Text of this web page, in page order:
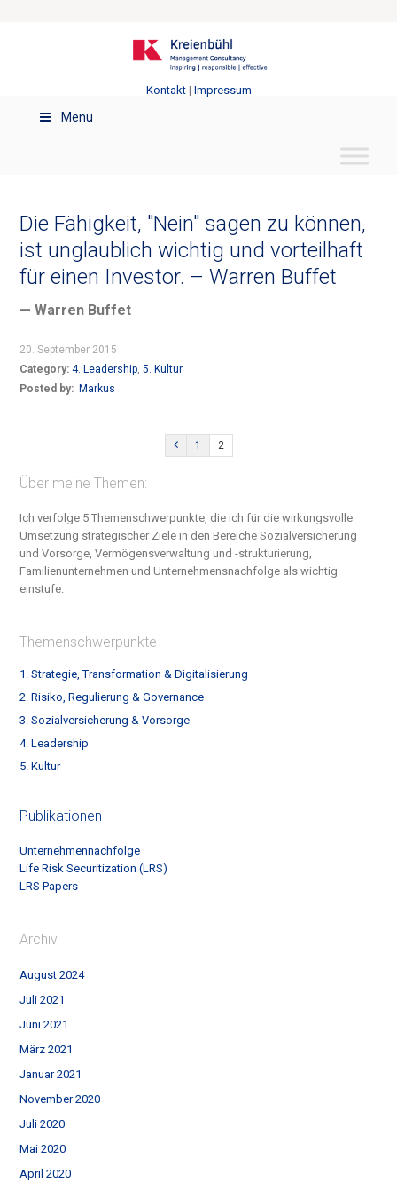
Kontakt| Impressum
Menu
Die Fähigkeit, "Nein" sagen zu können,
ist unglaublich wichtig und vorteilhaft
für einen Investor. – Warren Buffet
— Warren Buffet
20. September 2015
Category:4. Leadership,5. Kultur
Posted by: Markus
1 2
Über meine Themen:
Ich verfolge 5 Themenschwerpunkte, die ich für die wirkungsvolle
Umsetzung strategischer Ziele in den Bereiche Sozialversicherung
und Vorsorge, Vermögensverwaltung und -strukturierung,
Familienunternehmen und Unternehmensnachfolge als wichtig
einstufe.
Themenschwerpunkte
1. Strategie, Transformation & Digitalisierung
2. Risiko, Regulierung & Governance
3. Sozialversicherung & Vorsorge
4. Leadership
5. Kultur
Publikationen
Unternehmennachfolge
Life Risk Securitization (LRS)
LRS Papers
Archiv
August 2024
Juli 2021
Juni 2021
März 2021
Januar 2021
November 2020
Juli 2020
Mai 2020
April 2020